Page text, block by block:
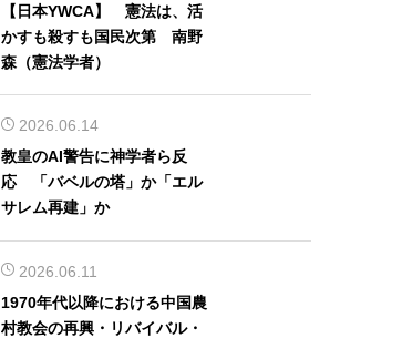
【日本YWCA】 憲法は、活
かすも殺すも国民次第 南野
森（憲法学者）
2026.06.14
教皇のAI警告に神学者ら反
応 「バベルの塔」か「エル
サレム再建」か
2026.06.11
1970年代以降における中国農
村教会の再興・リバイバル・